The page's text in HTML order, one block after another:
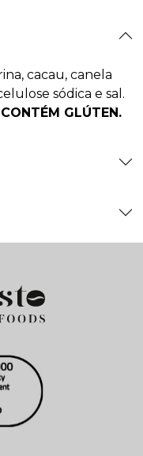
cacau, canela
sódica e sal.
GLÚTEN.